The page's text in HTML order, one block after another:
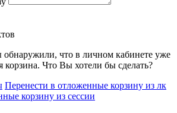
что в личном кабинете уже
корзина. Что Вы хотели бы сделать?
Перенести в отложенные корзину из лк
корзину из сессии